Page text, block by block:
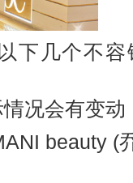
下几个不
况会有变动
beauty (